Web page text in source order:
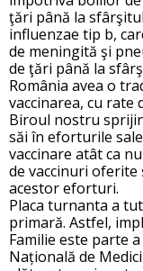
ţări până la
influenzae tip b,
de meningită şi
de ţări până la
România avea o
vaccinarea, cu rate
Biroul nostru
săi în eforturile
vaccinare atât ca
de vaccinuri oferite
acestor eforturi.
Placa turnanta a
primară. Astfel,
Familie este parte
Națională de